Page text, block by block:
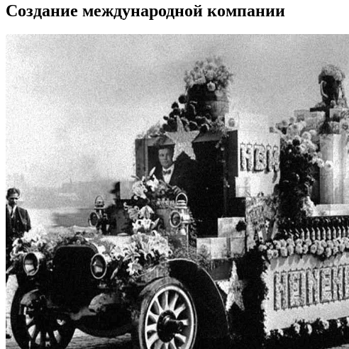
Создание международной компании